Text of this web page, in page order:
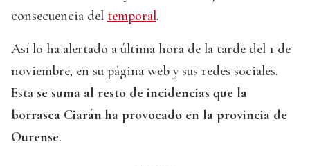
consecuencia del temporal.
Así lo ha alertado a última hora de la tarde del 1 de
noviembre, en su página web y sus redes sociales.
Esta se suma al resto de incidencias que la
borrasca Ciarán ha provocado en la provincia de
Ourense.